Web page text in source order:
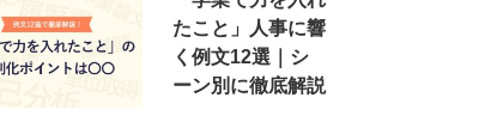
たこと」人事に響
く例文12選｜シ
ーン別に徹底解説